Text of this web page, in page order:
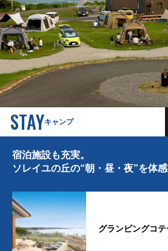
STAYキャンプ
宿泊施設も充実。
ソレイユの丘の“朝・昼・夜”を体
グランピングコテ